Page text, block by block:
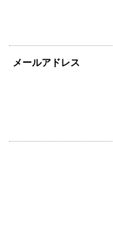
メールアドレス